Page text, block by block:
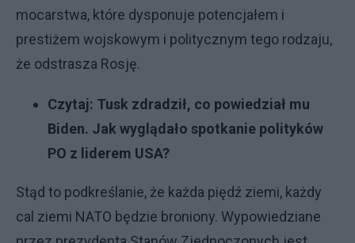
mocarstwa, które dysponuje potencjałem i
prestiżem wojskowym i politycznym tego rodzaju,
że odstrasza Rosję.
Czytaj: Tusk zdradził, co powiedział mu
Biden. Jak wyglądało spotkanie polityków
PO z liderem USA?
Stąd to podkreślanie, że każda piędź ziemi, każdy
cal ziemi NATO będzie broniony. Wypowiedziane